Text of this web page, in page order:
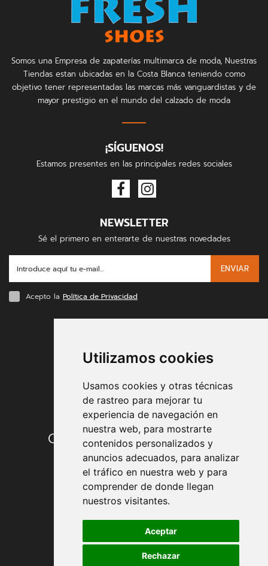
Utilizamos cookies
Usamos cookies y otras técnicas
de rastreo para mejorar tu
experiencia de navegación en
nuestra web, para mostrarte
contenidos personalizados y
anuncios adecuados, para analizar
el tráfico en nuestra web y para
comprender de donde llegan
nuestros visitantes.
Aceptar
Rechazar
Somos una Empresa de zapaterías multimarca de moda, Nuestras
Tiendas estan ubicadas en la Costa Blanca teniendo como
objetivo tener representadas las marcas más vanguardistas y de
mayor prestigio en el mundo del calzado de moda
¡SÍGUENOS!
Estamos presentes en las principales redes sociales
NEWSLETTER
Sé el primero en enterarte de nuestras novedades
ENVIAR
Acepto la Política de Privacidad
Condiciones de contratación
Envío y entrega
Devoluciones
Formas de pago